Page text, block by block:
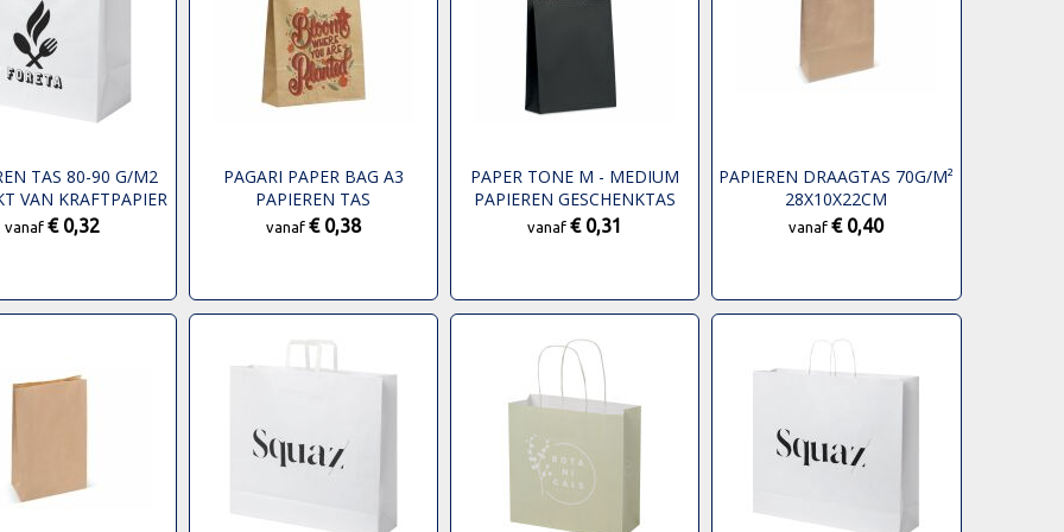
TAS 80-90 G/M2
VAN KRAFTPAPIER
GEDRAAIDE
- 34 X 20 X 35
vanaf € 0,32
PAGARI PAPER BAG A3
PAPIEREN TAS
vanaf € 0,38
PAPER TONE M - MEDIUM
PAPIEREN GESCHENKTAS
vanaf€ 0,31
PAPIEREN DRAAGTAS 70G/M²
28X10X22CM
vanaf€ 0,40